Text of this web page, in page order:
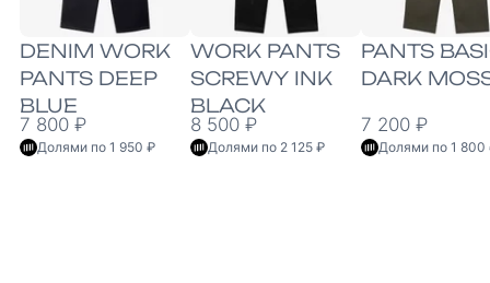
DENIM WORK
PANTS DEEP
BLUE
7 800 ₽
Долями по 1 950 ₽
WORK PANTS
SCREWY INK
BLACK
8 500 ₽
Долями по 2 125 ₽
PANTS
DARK
7 200 ₽
Долями по 1 800